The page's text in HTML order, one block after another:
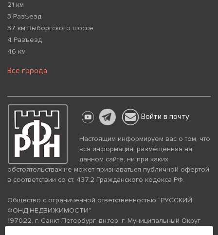
21 км
3 Разъезд
37 км Выборгского шоссе
4 Разъезд
46 км
Все города
Войти в почту
Настоящим информируем вас о том, что
вся информация, размещенная на
данном сайте, ни при каких
обстоятельствах не может признаваться публичной офертой
в соответствии со ст. 437.2 Гражданского кодекса РФ.
Общество с ограниченной ответственностью "РУССКИЙ
ФОНД НЕДВИЖИМОСТИ"
197022, г. Санкт-Петербург, вн.тер. г. Муниципальный Округ